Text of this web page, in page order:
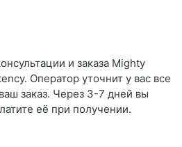
и заказа Mighty
Оператор уточнит у вас все
заказ. Через 3-7 дней вы
её при получении.